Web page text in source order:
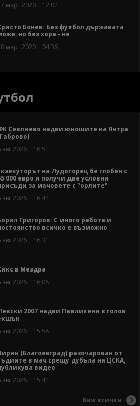
март 2020 | 12:02
Бонев: Без футбол държавата
но без хора - не
март 2020 | 04:36
Севлиево надви юношите на Янтра
авг 2026 | 16:51
на Лудогорец бе глобен с
000 евро и получи две условни
за мачовете с "орлите"
авг 2026 | 16:44
Григоров: С много работа и
всичко е възможно
авг 2026 | 16:31
в Мездра
авг 2026 | 16:08
2007 надви Павликени в голов
авг 2026 | 15:58
(Благоевград) разочарован от
в мач срещу дубъла на ЦСКА,
видео
авг 2026 | 15:41
Виж всички